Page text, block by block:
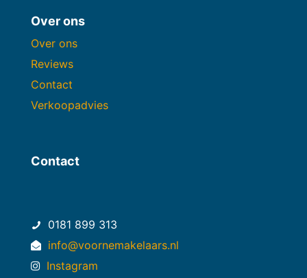
Over ons
Over ons
Reviews
Contact
Verkoopadvies
Contact
0181 899 313
info@voornemakelaars.nl
Instagram